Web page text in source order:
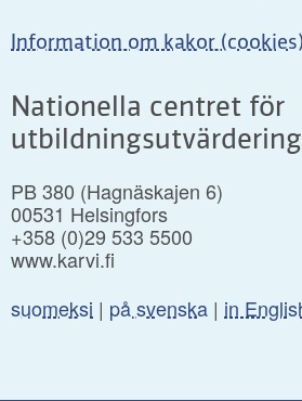
Information om kakor (cookies)
Nationella centret för
utbildningsutvärdering
PB 380 (Hagnäskajen 6)
00531 Helsingfors
+358 (0)29 533 5500
www.karvi.fi
suomeksi | på svenska | in